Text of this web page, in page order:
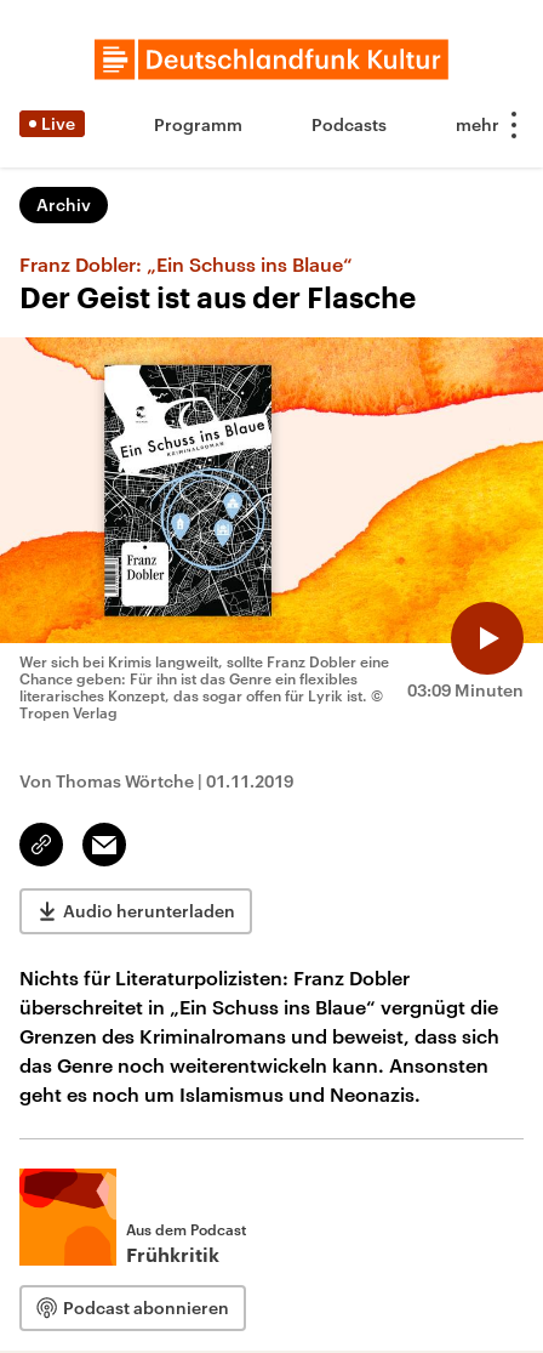
Live Programm Podcasts
Archiv
Franz Dobler: „Ein Schuss ins Blaue“
Der Geist ist aus der Flasche
03:09 Minuten
Wer sich bei Krimis langweilt, sollte Franz Dobler eine
Chance geben: Für ihn ist das Genre ein flexibles
literarisches Konzept, das sogar offen für Lyrik ist. ©
Tropen Verlag
Von Thomas Wörtche | 01.11.2019
Link
kopieren/teilen
Email
Audio herunterladen
Nichts für Literaturpolizisten: Franz Dobler
überschreitet in „Ein Schuss ins Blaue“ vergnügt die
Grenzen des Kriminalromans und beweist, dass sich
das Genre noch weiterentwickeln kann. Ansonsten
geht es noch um Islamismus und Neonazis.
Aus dem Podcast
Frühkritik
Podcast abonnieren